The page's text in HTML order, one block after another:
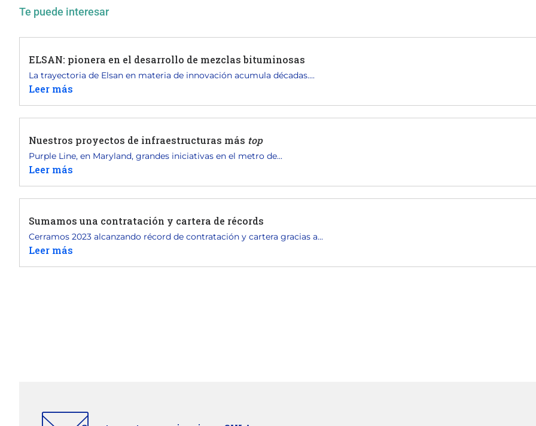
Te puede interesar
ELSAN: pionera en el desarrollo de mezclas bituminosas
La trayectoria de Elsan en materia de innovación acumula décadas....
Leer más
Nuestros proyectos de infraestructuras más top
Purple Line, en Maryland, grandes iniciativas en el metro de...
Leer más
Sumamos una contratación y cartera de récords
Cerramos 2023 alcanzando récord de contratación y cartera gracias a...
Leer más